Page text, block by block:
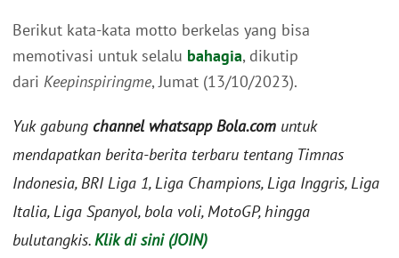
Berikut kata-kata motto berkelas yang bisa
memotivasi untuk selalu bahagia, dikutip
dari Keepinspiringme, Jumat (13/10/2023).
Yuk gabung channel whatsapp Bola.com untuk
mendapatkan berita-berita terbaru tentang Timnas
Indonesia, BRI Liga 1, Liga Champions, Liga Inggris, Liga
Italia, Liga Spanyol, bola voli, MotoGP, hingga
bulutangkis.Klik di sini (JOIN)